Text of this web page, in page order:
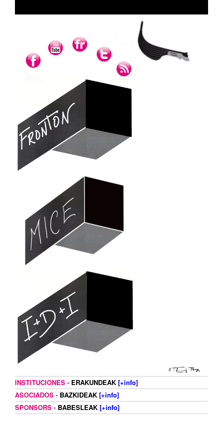
INSTITUCIONES - ERAKUNDEAK [+info]
ASOCIADOS - BAZKIDEAK [+info]
SPONSORS - BABESLEAK [+info]